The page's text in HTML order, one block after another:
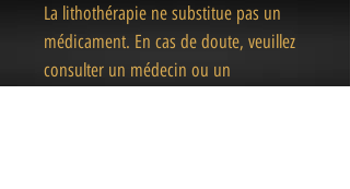
La lithothérapie ne substitue pas un
médicament. En cas de doute, veuillez
consulter un médecin ou un